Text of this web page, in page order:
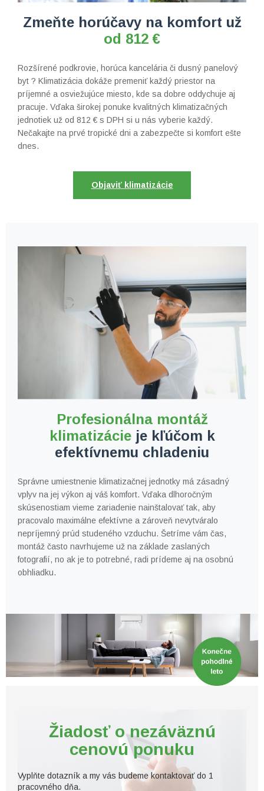
Zmeňte horúčavyna komfort už
od 812 €
Rozšírené podkrovie, horúca kancelária či dusný panelový
byt ? Klimatizácia dokáže premeniť každý priestor na
príjemné a osviežujúce miesto, kde sa dobre oddychuje aj
pracuje. Vďaka širokej ponuke kvalitných klimatizačných
jednotiek už od 812 € s DPH si u nás vyberie každý.
Nečakajte na prvé tropické dni a zabezpečte si komfort ešte
dnes.
Objaviť klimatizácie
Profesionálna montáž
klimatizácieje kľúčom k
efektívnemu chladeniu
Správne umiestnenie klimatizačnej jednotky má zásadný
vplyv na jej výkon aj váš komfort. Vďaka dlhoročným
skúsenostiam vieme zariadenie nainštalovať tak, aby
pracovalo maximálne efektívne a zároveň nevytváralo
nepríjemný prúd studeného vzduchu. Šetríme vám čas,
montáž často navrhujeme už na základe zaslaných
fotografií, no ak je to potrebné, radi prídeme aj na osobnú
obhliadku.
Žiadosťo nezáväznú
cenovú ponuku
Vyplňte dotazník a my vás budeme kontaktovať do 1
pracovného dňa.